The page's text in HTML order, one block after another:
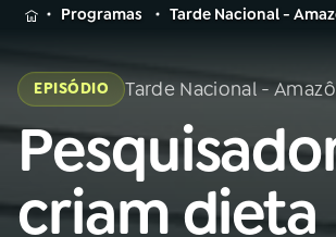
MENU
Buscar
na
Rádio
Nacional
AO VIVO
na
Rádio
Programas Tarde Nacional -
EPISÓDIO Tarde Nacional -
criam dieta